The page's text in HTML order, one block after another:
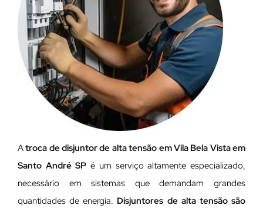
Atroca de disjuntor de alta tensão em Vila Bela Vista em
Santo André SP é um serviço altamente especializado,
necessário em sistemas que demandam grandes
quantidades de energia. Disjuntores de alta tensão são